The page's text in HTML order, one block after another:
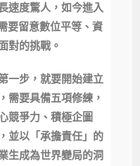
速度驚人，如今進入
要留意數位平等、資
對的挑戰。
一步，就要開始建立
需要具備五項修練，
競爭力、積極企圖
並以「承擔責任」的
生成為世界變局的洞